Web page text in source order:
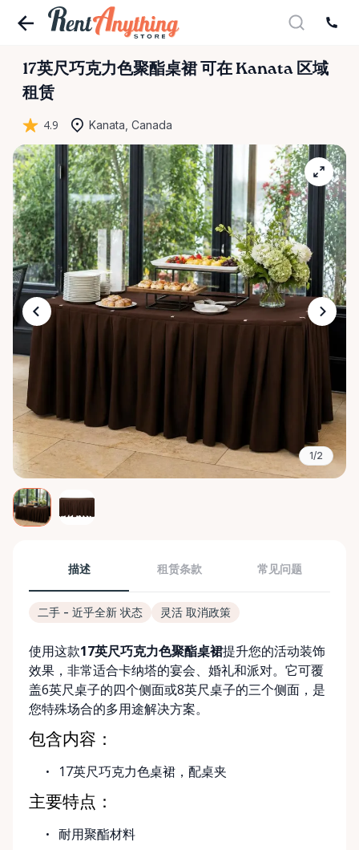
17英尺巧克力色聚酯桌裙可在 Kanata 区域
租赁
4.9 Kanata, Canada
1/2
描述 租赁条款 常见问题
二手 - 近乎全新 状态 灵活 取消政策
使用这款17英尺巧克力色聚酯桌裙提升您的活动装饰
效果，非常适合卡纳塔的宴会、婚礼和派对。它可覆
盖6英尺桌子的四个侧面或8英尺桌子的三个侧面，是
您特殊场合的多用途解决方案。
包含内容：
17英尺巧克力色桌裙，配桌夹
主要特点：
耐用聚酯材料